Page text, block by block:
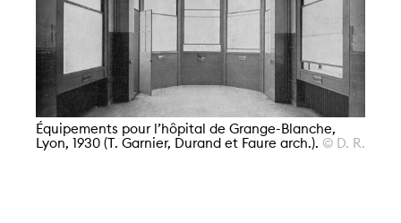
Équipements pour l’hôpital de Grange-Blanche,
Lyon, 1930 (T. Garnier, Durand et Faure arch.). © D. R.